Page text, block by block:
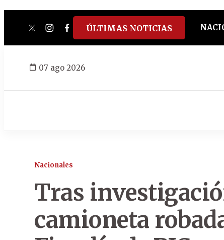
twitterinstagram
facebook
tiktokyoutube
spotify
ÚLTIMAS NOTICIAS
07 ago 2026
Nacionales
Tras
camioneta